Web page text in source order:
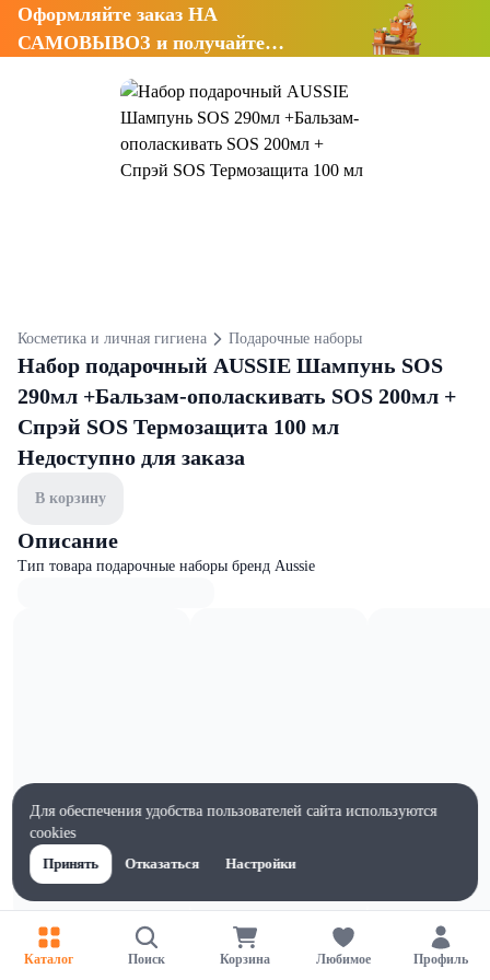
Оформляйте заказ НА
САМОВЫВОЗ и получайте
Косметика и личная гигиена Подарочные наборы
Набор подарочный AUSSIE Шампунь SOS
290мл +Бальзам-ополаскивать SOS 200мл +
Спрэй SOS Термозащита 100 мл
Недоступно для заказа
В корзину
Описание
Тип товара подарочные наборы бренд Aussie
Характеристики
Ширина, мм
Каталог Поиск Корзина Любимое Профиль
Для обеспечения удобства пользователей сайта используются
cookies
Принять
Отказаться Настройки